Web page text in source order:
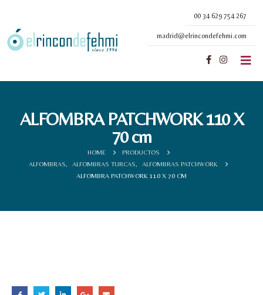
00 34 629 754 267
madrid@elrincondefehmi.com
ALFOMBRA PATCHWORK 110 X
70 cm
HOME
PRODUCTOS
ALFOMBRAS
ALFOMBRAS TURCAS
ALFOMBRAS PATCHWORK
ALFOMBRA PATCHWORK 110 X 70 CM